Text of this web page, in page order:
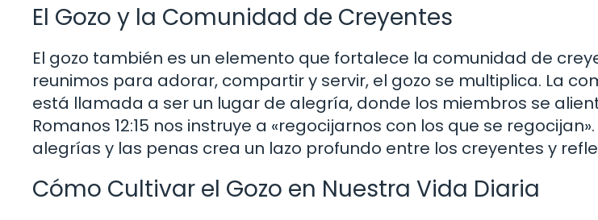
El Gozo y la Comunidad de Creyentes
El gozo también es un elemento que fortalece la comunidad de
reunimos para adorar, compartir y servir, el gozo se multiplica. La
está llamada a ser un lugar de alegría, donde los miembros se
Romanos 12:15 nos instruye a «regocijarnos con los que se
alegrías y las penas crea un lazo profundo entre los creyentes y
Cómo Cultivar el Gozo en Nuestra Vida Diaria